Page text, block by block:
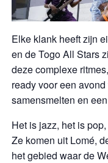
Elke klank heeft zijn
en de Togo All Stars
deze complexe
ready voor een
samensmelten en
Het is jazz, het is
Ze komen uit Lomé,
het gebied waar de